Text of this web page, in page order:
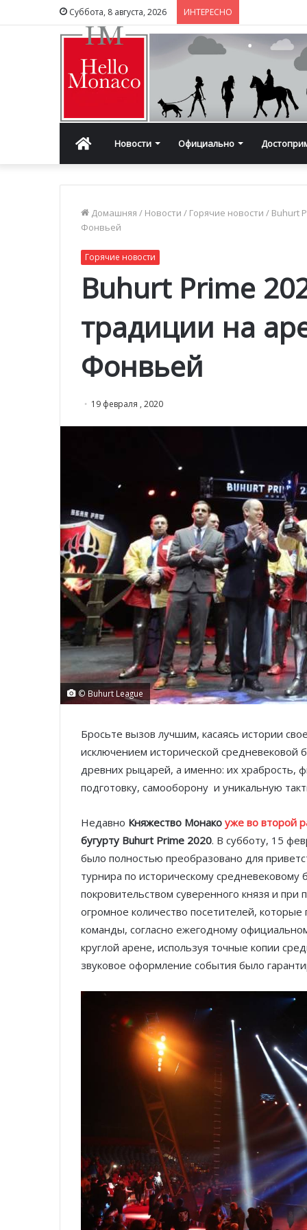
Суббота, 8 августа, 2026 ИНТЕРЕСНО
ГлавнаяНовости Официально
Домашняя / Новости / Горячие новости / Buhurt
Фонвьей
Горячие новости
Buhurt Prime
традиции на
Фонвьей
19 февраля , 2020
© Buhurt League
Бросьте вызов лучшим, касаясь истории
исключением исторической средневековой
древних рыцарей, а именно: их храбрость,
подготовку, самооборону и уникальную
Недавно Княжество Монако уже во второй
бугурту Buhurt Prime 2020. В субботу, 15
было полностью преобразовано для
турнира по историческому
покровительством суверенного князя и
огромное количество посетителей,
команды, согласно ежегодному
круглой арене, используя точные копии
звуковое оформление события было